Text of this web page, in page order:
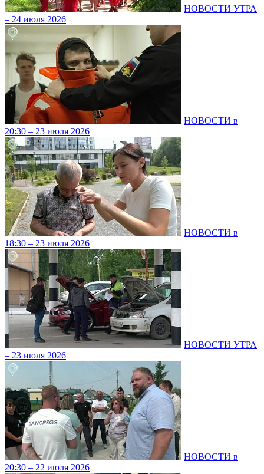
НОВОСТИ УТРА
– 24 июля 2026
НОВОСТИ в
20:30 – 23 июля 2026
НОВОСТИ в
18:30 – 23 июля 2026
НОВОСТИ УТРА
– 23 июля 2026
НОВОСТИ в
20:30 – 22 июля 2026